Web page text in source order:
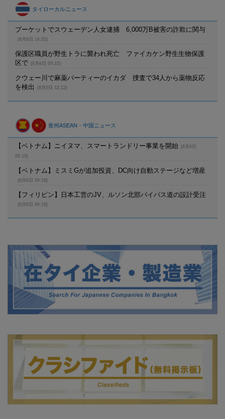
タイローカルニュース
プーケットでスウェーデン人女逮捕 6,000万B被害の詐欺に関与
(8月6日 16:22)
保護区職員が野生トラに襲われ死亡 ファイカケン野生生物保護
区で
(8月6日 09:22)
クウェー川で麻薬パーティーのイカダ 捜査で34人から薬物反応
を検出
(8月5日 12:12)
亜州ASEAN・中国ニュース
【ベトナム】ニイヌマ、スマートランドリー事業を開始
(8月6日
09:19)
【ベトナム】ミスミGが追加投資、DC向け自動ステージなど増産
(8月6日 09:18)
【フィリピン】日本工営のJV、ルソン北部バイパス道の設計受注
(8月6日 09:18)